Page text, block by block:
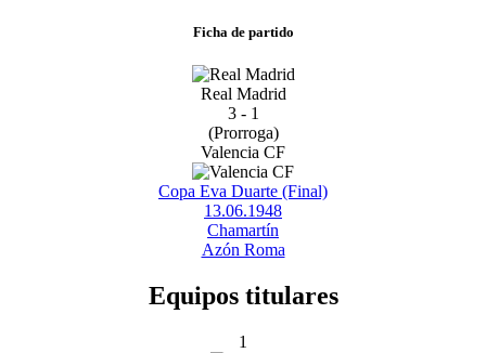
Ficha de partido
Real Madrid
3 - 1
(Prorroga)
Valencia CF
Copa Eva Duarte (Final)
13.06.1948
Chamartín
Azón Roma
Equipos titulares
1